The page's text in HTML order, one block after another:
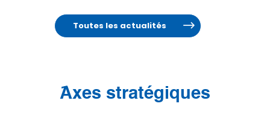
Toutes les actualités
َAxes stratégiques